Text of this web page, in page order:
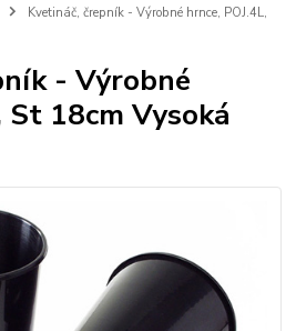
Kvetináč, črepník - Výrobné hrnce, POJ.4L,
- Výrobné
St 18cm Vysoká